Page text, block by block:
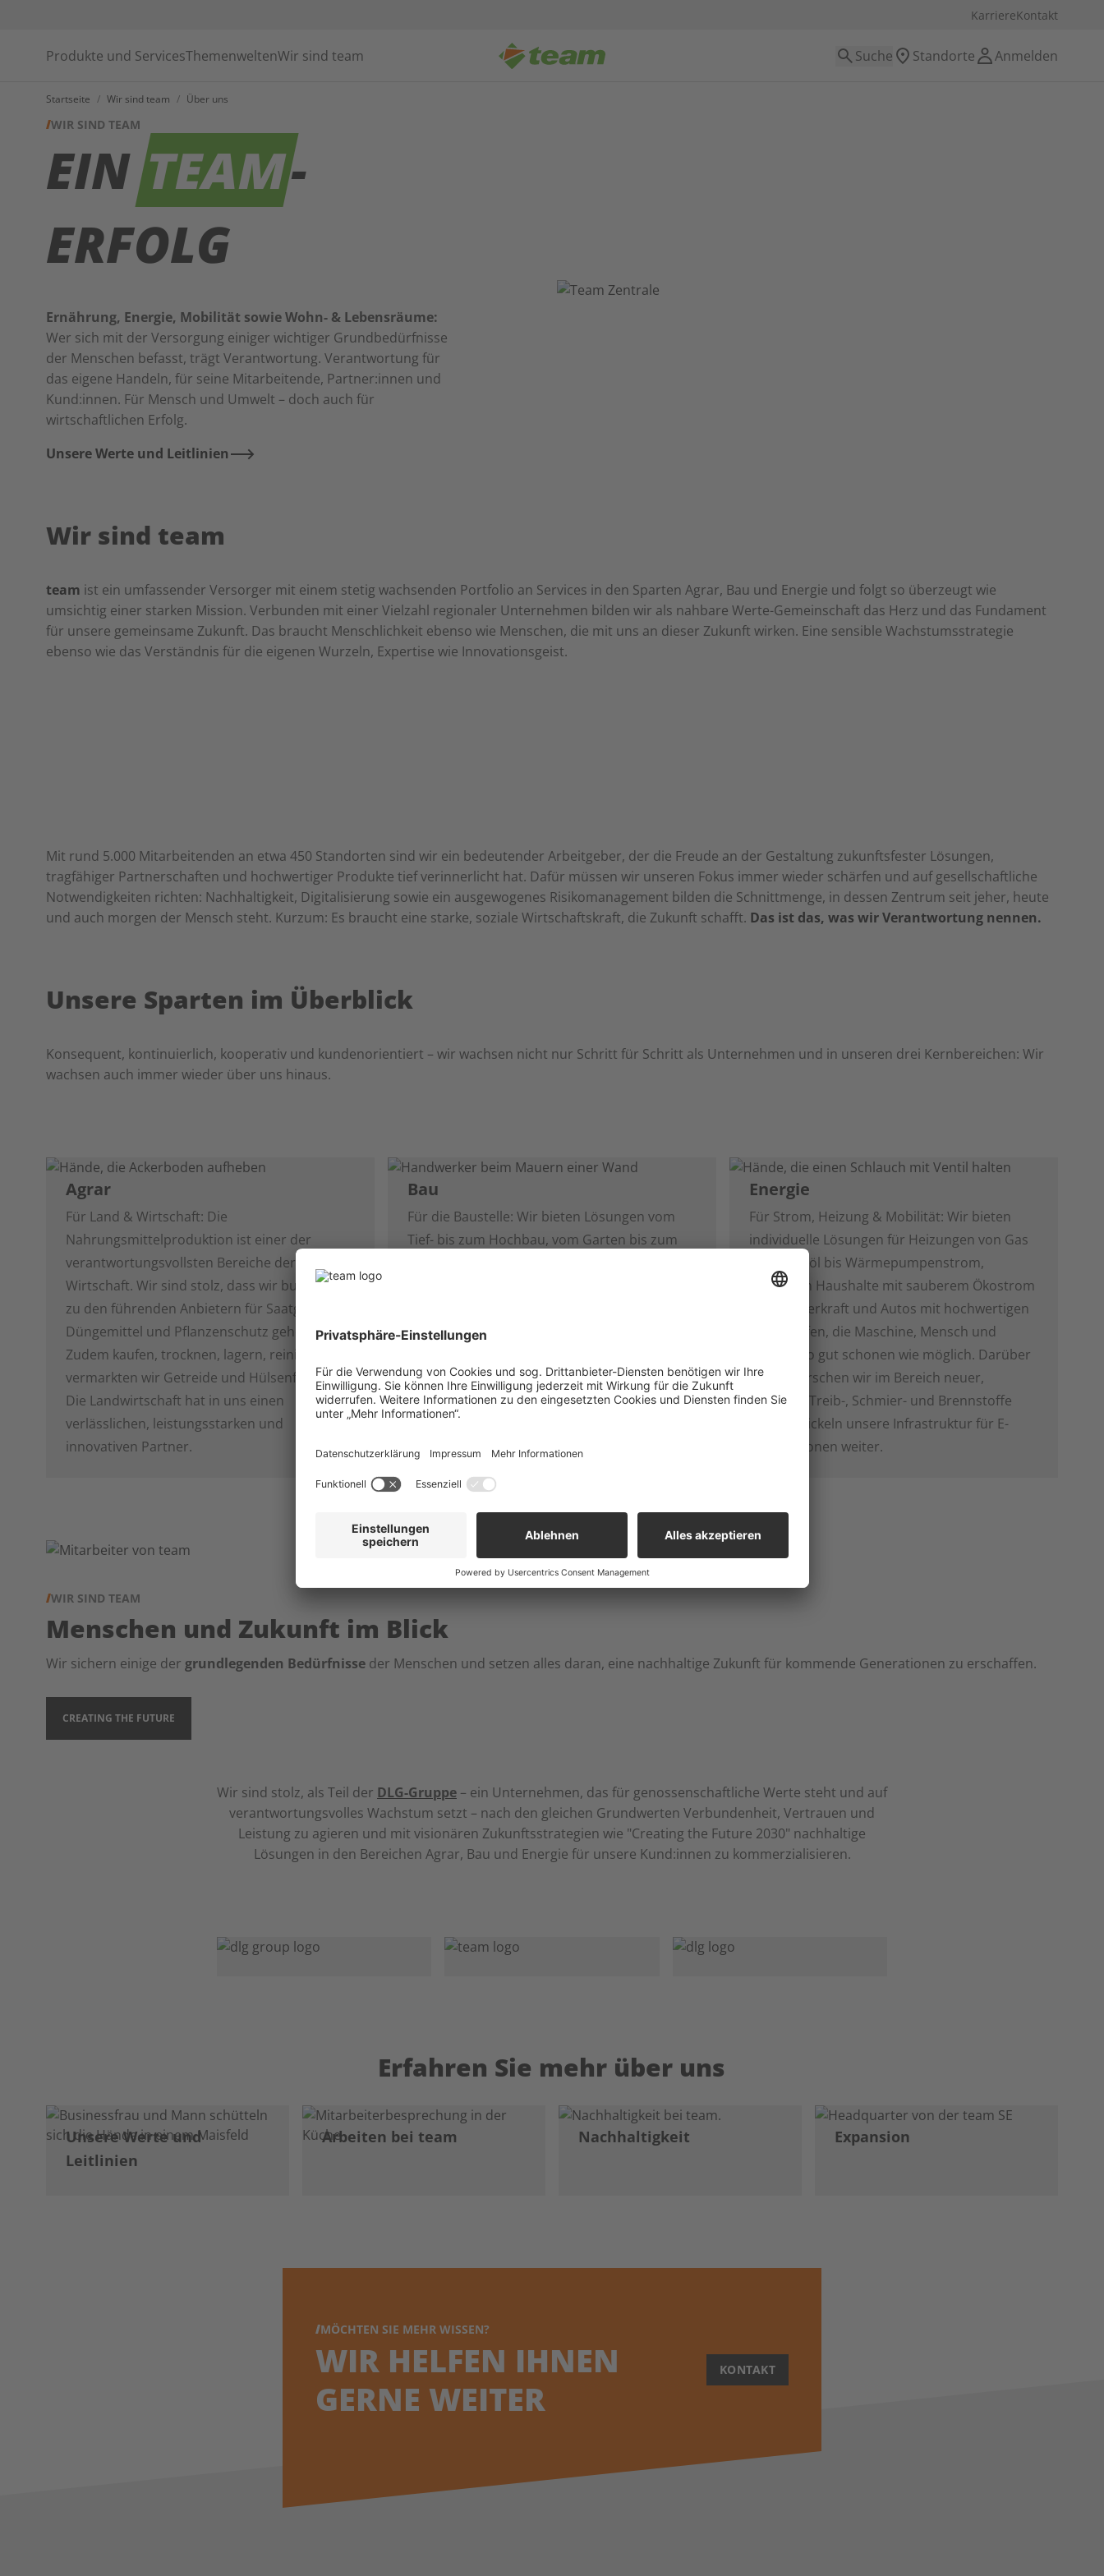
KarriereKontakt
Produkte und ServicesThemenweltenWir sind team Suche Standorte Anmelden
Startseite / Wir sind team / Über uns
WIR SIND TEAM
EINTEAM-
ERFOLG
Ernährung, Energie, Mobilität sowie Wohn- & Lebensräume:
Wer sich mit der Versorgung einiger wichtiger Grundbedürfnisse
der Menschen befasst, trägt Verantwortung. Verantwortung für
das eigene Handeln, für seine Mitarbeitende, Partner:innen und
Kund:innen. Für Mensch und Umwelt – doch auch für
wirtschaftlichen Erfolg.
Unsere Werte und Leitlinien
Wir sind team
team ist ein umfassender Versorger mit einem stetig wachsenden Portfolio an Services in den Sparten Agrar, Bau und Energie und folgt so überzeugt wie
umsichtig einer starken Mission. Verbunden mit einer Vielzahl regionaler Unternehmen bilden wir als nahbare Werte-Gemeinschaft das Herz und das Fundament
für unsere gemeinsame Zukunft. Das braucht Menschlichkeit ebenso wie Menschen, die mit uns an dieser Zukunft wirken. Eine sensible Wachstumsstrategie
ebenso wie das Verständnis für die eigenen Wurzeln, Expertise wie Innovationsgeist.
Mit rund 5.000 Mitarbeitenden an etwa 450 Standorten sind wir ein bedeutender Arbeitgeber, der die Freude an der Gestaltung zukunftsfester Lösungen,
tragfähiger Partnerschaften und hochwertiger Produkte tief verinnerlicht hat. Dafür müssen wir unseren Fokus immer wieder schärfen und auf gesellschaftliche
Notwendigkeiten richten: Nachhaltigkeit, Digitalisierung sowie ein ausgewogenes Risikomanagement bilden die Schnittmenge, in dessen Zentrum seit jeher, heute
und auch morgen der Mensch steht. Kurzum: Es braucht eine starke, soziale Wirtschaftskraft, die Zukunft schafft. Das ist das, was wir Verantwortung nennen.
Unsere Sparten im Überblick
Konsequent, kontinuierlich, kooperativ und kundenorientiert – wir wachsen nicht nur Schritt für Schritt als Unternehmen und in unseren drei Kernbereichen: Wir
wachsen auch immer wieder über uns hinaus.
Agrar
Für Land & Wirtschaft: Die
Nahrungsmittelproduktion ist einer der
verantwortungsvollsten Bereiche der
Wirtschaft. Wir sind stolz, dass wir bundesweit
zu den führenden Anbietern für Saatgut,
Düngemittel und Pflanzenschutz gehören.
Zudem kaufen, trocknen, lagern, reinigen und
vermarkten wir Getreide und Hülsenfrüchte.
Die Landwirtschaft hat in uns einen
verlässlichen, leistungsstarken und
innovativen Partner.
Bau
Für die Baustelle: Wir bieten Lösungen vom
Tief- bis zum Hochbau, vom Garten bis zum
Baumärkte haben alles für private und
verlässlicher Partner der öffentlichen Hand
beim Tief-, Straßen- und Bahnbau. Noch eine
Spezialität: Photovoltaikanlagen von der
Planung bis zum Betrieb.
Energie
Für Strom, Heizung & Mobilität: Wir bieten
individuelle Lösungen für Heizungen von Gas
über Heizöl bis Wärmepumpenstrom,
versorgen Haushalte mit sauberem Ökostrom
aus Wasserkraft und Autos mit hochwertigen
Treibstoffen, die Maschine, Mensch und
Umwelt so gut schonen wie möglich. Darüber
hinaus forschen wir im Bereich neuer,
sauberer Treib-, Schmier- und Brennstoffe
und entwickeln unsere Infrastruktur für E-
Ladestationen weiter.
WIR SIND TEAM
Menschen und Zukunft im Blick
Wir sichern einige der grundlegenden Bedürfnisse der Menschen und setzen alles daran, eine nachhaltige Zukunft für kommende Generationen zu erschaffen.
CREATING THE FUTURE
Wir sind stolz, als Teil der DLG-Gruppe – ein Unternehmen, das für genossenschaftliche Werte steht und auf
verantwortungsvolles Wachstum setzt – nach den gleichen Grundwerten Verbundenheit, Vertrauen und
Leistung zu agieren und mit visionären Zukunftsstrategien wie "Creating the Future 2030" nachhaltige
Lösungen in den Bereichen Agrar, Bau und Energie für unsere Kund:innen zu kommerzialisieren.
Erfahren Sie mehr über uns
Unsere Werte und
Leitlinien
Arbeiten bei team Nachhaltigkeit Expansion
MÖCHTEN SIE MEHR WISSEN?
WIR HELFEN IHNEN
GERNE WEITER
KONTAKT